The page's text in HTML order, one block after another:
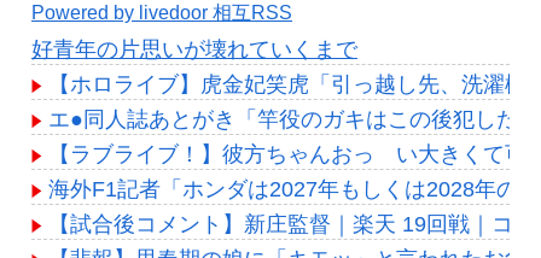
Powered by livedoor 相互RSS
好青年の片思いが壊れていくまで
【ホロライブ】虎金妃笑虎「引っ越し先、洗濯
エ●同人誌あとがき「竿役のガキはこの後犯した
【ラブライブ！】彼方ちゃんおっ い大きくて
海外F1記者「ホンダは2027年もしくは2028年の
【試合後コメント】新庄監督｜楽天 19回戦｜コ